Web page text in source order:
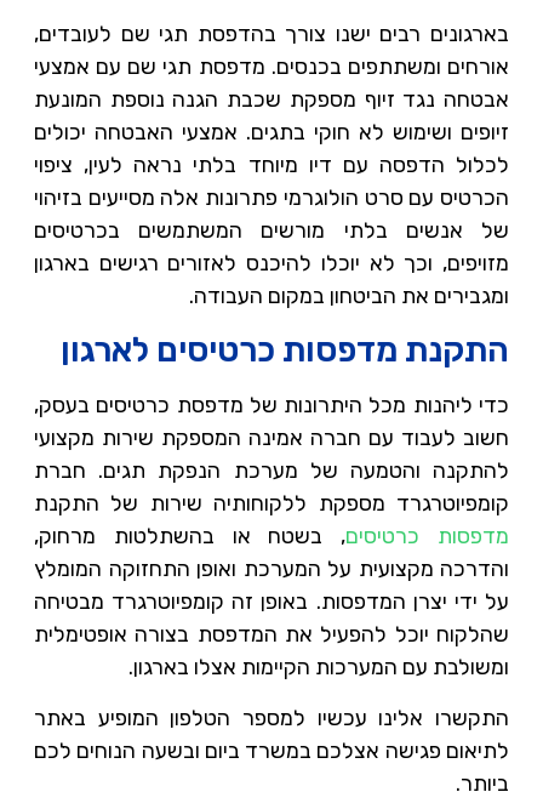
בארגונים רבים ישנו צורך בהדפסת תגי שם לעובדים,
אורחים ומשתתפים בכנסים. מדפסת תגי שם עם אמצעי
אבטחה נגד זיוף מספקת שכבת הגנה נוספת המונעת
זיופים ושימוש לא חוקי בתגים. אמצעי האבטחה יכולים
לכלול הדפסה עם דיו מיוחד בלתי נראה לעין, ציפוי
הכרטיס עם סרט הולוגרמי פתרונות אלה מסייעים בזיהוי
של אנשים בלתי מורשים המשתמשים בכרטיסים
מזויפים, וכך לא יוכלו להיכנס לאזורים רגישים בארגון
ומגבירים את הביטחון במקום העבודה.
התקנת מדפסות כרטיסים לארגון
כדי ליהנות מכל היתרונות של מדפסת כרטיסים בעסק,
חשוב לעבוד עם חברה אמינה המספקת שירות מקצועי
להתקנה והטמעה של מערכת הנפקת תגים. חברת
קומפיוטרגרד מספקת ללקוחותיה שירות של התקנת
מדפסות כרטיסים, בשטח או בהשתלטות מרחוק,
והדרכה מקצועית על המערכת ואופן התחזוקה המומלץ
על ידי יצרן המדפסות. באופן זה קומפיוטרגרד מבטיחה
שהלקוח יוכל להפעיל את המדפסת בצורה אופטימלית
ומשולבת עם המערכות הקיימות אצלו בארגון.
התקשרו אלינו עכשיו למספר הטלפון המופיע באתר
לתיאום פגישה אצלכם במשרד ביום ובשעה הנוחים לכם
ביותר.